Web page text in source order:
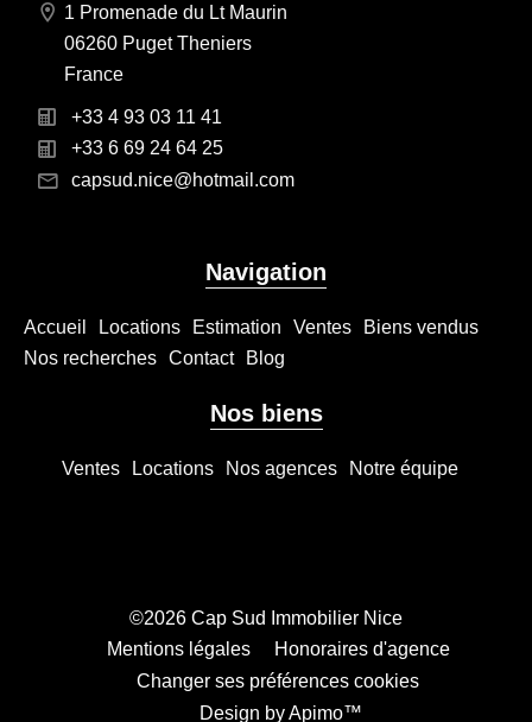
1 Promenade du Lt Maurin
06260 Puget Theniers
France
+33 4 93 03 11 41
+33 6 69 24 64 25
capsud.nice@hotmail.com
Navigation
Accueil Locations Estimation Ventes
Biens vendus
Nos recherches Contact Blog
Nos biens
Ventes Locations Nos agences Notre équipe
©2026 Cap Sud Immobilier Nice
Mentions légales
Honoraires d'agence
Changer ses préférences cookies
Design byApimo™